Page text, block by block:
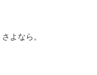
よなら。